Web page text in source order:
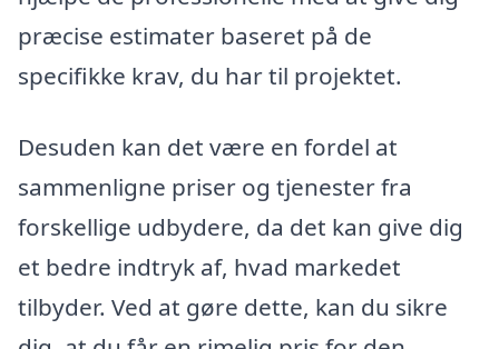
præcise estimater baseret på de
specifikke krav, du har til projektet.
Desuden kan det være en fordel at
sammenligne priser og tjenester fra
forskellige udbydere, da det kan give dig
et bedre indtryk af, hvad markedet
tilbyder. Ved at gøre dette, kan du sikre